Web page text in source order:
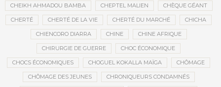
CHEIKH AHMADOU BAMBA CHEPTEL MALIEN CHÈQUE GÉANT
CHERTÉ CHERTÉ DE LA VIE CHERTÉ DU MARCHÉ CHICHA
CHIENCORO DIARRA CHINE CHINE AFRIQUE
CHIRURGIE DE GUERRE CHOC ÉCONOMIQUE
CHOCS ÉCONOMIQUES CHOGUEL KOKALLA MAÏGA CHÔMAGE
CHÔMAGE DES JEUNES CHRONIQUEURS CONDAMNÉS